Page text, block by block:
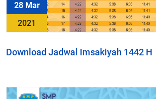
28 Mar
2021
Download Jadwal Imsakiyah 1442 H